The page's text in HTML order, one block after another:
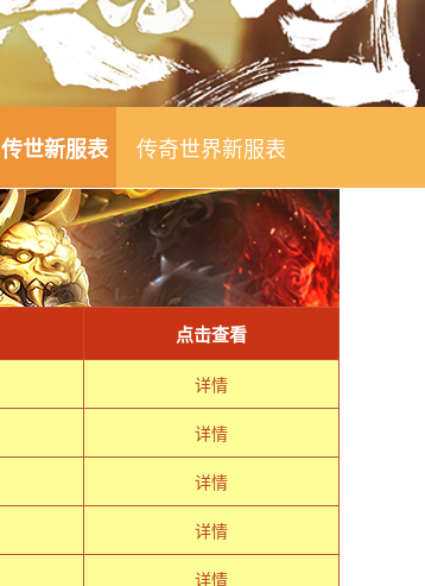
传世新服表 传奇世界新服表
点击查看
详情
详情
详情
详情
详情